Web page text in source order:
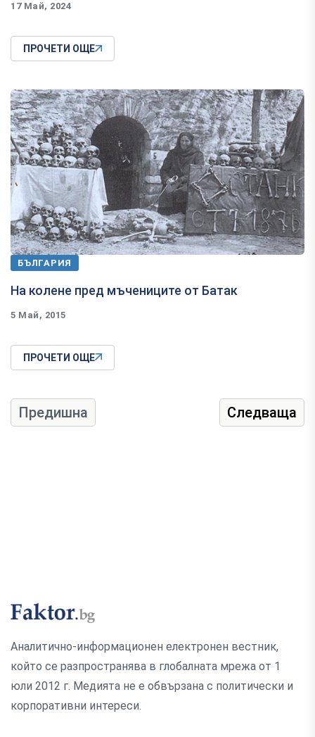
17 Май, 2024
ПРОЧЕТИ ОЩЕ
БЪЛГАРИЯ
На колене пред мъчениците от Батак
5 Май, 2015
ПРОЧЕТИ ОЩЕ
Предишна Следваща
Аналитично-информационен електронен вестник,
който се разпространява в глобалната мрежа от 1
юли 2012 г. Медията не е обвързана с политически и
корпоративни интереси.